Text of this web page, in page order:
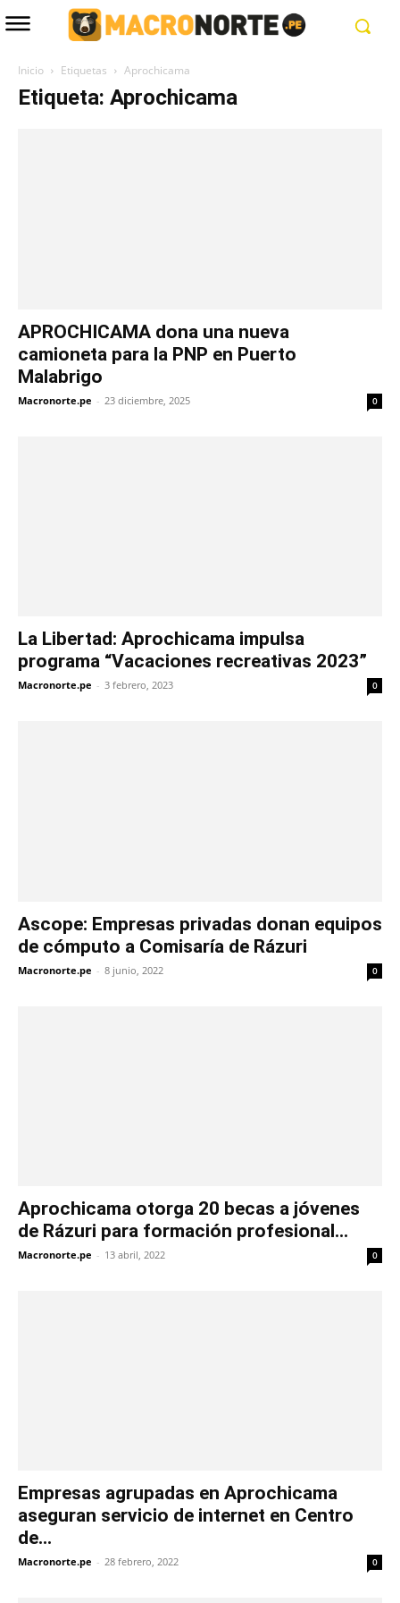
Inicio Etiquetas Aprochicama
Etiqueta: Aprochicama
APROCHICAMA dona una nueva
camioneta para la PNP en Puerto
Malabrigo
Macronorte.pe - 23 diciembre, 2025 0
La Libertad: Aprochicama impulsa
programa “Vacaciones recreativas 2023”
Macronorte.pe - 3 febrero, 2023 0
Ascope: Empresas privadas donan equipos
de cómputo a Comisaría de Rázuri
Macronorte.pe - 8 junio, 2022 0
Aprochicama otorga 20 becas a jóvenes
de Rázuri para formación profesional...
Macronorte.pe - 13 abril, 2022 0
Empresas agrupadas en Aprochicama
aseguran servicio de internet en Centro
de...
Macronorte.pe - 28 febrero, 2022 0